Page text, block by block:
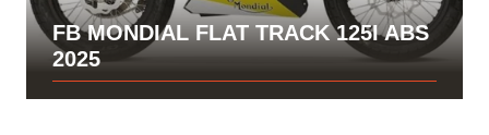
FB MONDIAL FLAT TRACK 125I ABS
2025